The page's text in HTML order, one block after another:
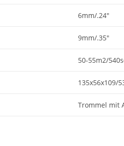
6mm/.24"
9mm/.35"
50-55m2/
135x56x109/
Trommel mit